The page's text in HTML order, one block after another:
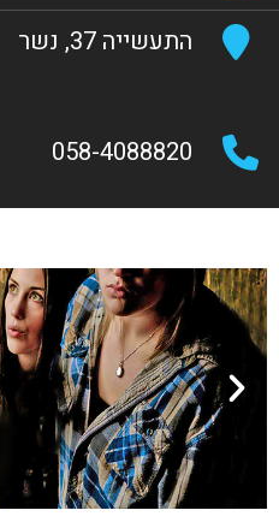
התעשייה 37, נשר
058-4088820